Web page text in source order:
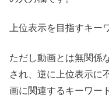
上位表示を目指すキー
ただし動画とは無関係
され、逆に上位表示に
画に関連するキーワー